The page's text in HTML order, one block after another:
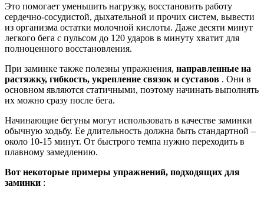
Это помогает уменьшить нагрузку, восстановить работу
сердечно-сосудистой, дыхательной и прочих систем, вывести
из организма остатки молочной кислоты. Даже десяти минут
легкого бега с пульсом до 120 ударов в минуту хватит для
полноценного восстановления.
При заминке также полезны упражнения, направленные на
растяжку, гибкость, укрепление связок и суставов . Они в
основном являются статичными, поэтому начинать выполнять
их можно сразу после бега.
Начинающие бегуны могут использовать в качестве заминки
обычную ходьбу. Ее длительность должна быть стандартной –
около 10-15 минут. От быстрого темпа нужно переходить в
плавному замедлению.
Вот некоторые примеры упражнений, подходящих для
заминки :